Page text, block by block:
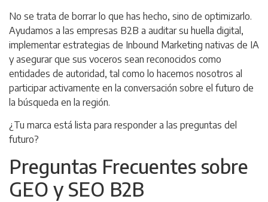
No se trata de borrar lo que has hecho, sino de optimizarlo.
Ayudamos a las empresas B2B a auditar su huella digital,
implementar estrategias de Inbound Marketing nativas de IA
y asegurar que sus voceros sean reconocidos como
entidades de autoridad, tal como lo hacemos nosotros al
participar activamente en la conversación sobre el futuro de
la búsqueda en la región.
¿Tu marca está lista para responder a las preguntas del
futuro?
Preguntas Frecuentes sobre
GEO y SEO B2B